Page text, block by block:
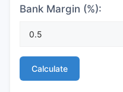
Bank Margin (%):
Calculate